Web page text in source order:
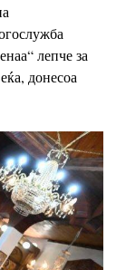
лепче за
донесоа